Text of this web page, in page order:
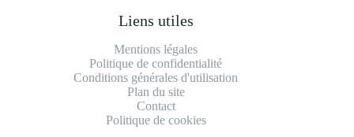
Liens utiles
Mentions légales
Politique de confidentialité
Conditions générales d'utilisation
Plan du site
Contact
Politique de cookies